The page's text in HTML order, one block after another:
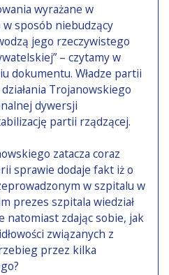
wyrażane w
sposób niebudzący
jego rzeczywistego
– czytamy w
dokumentu. Władze partii
Trojanowskiego
dywersji
partii rządzącej.
zatacza coraz
sprawie dodaje fakt iż o
w szpitalu w
prezes szpitala wiedział
natomiast zdając sobie, jak
związanych z
przez kilka